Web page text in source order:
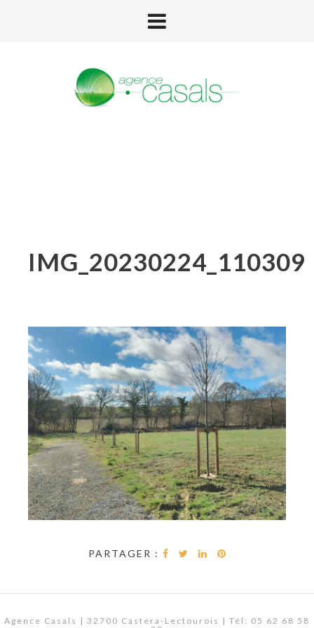
IMG_20230224_110309
PARTAGER :
Agence Casals | 32700 Castera-Lectourois | Tél: 05 62 68 58